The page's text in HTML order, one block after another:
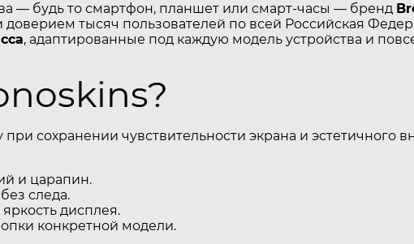
— будь то смартфон, планшет или смарт-часы — бренд
тысяч пользователей по всей Российская
, адаптированные под каждую модель устройства и
сохранении чувствительности экрана и эстетичного
и царапин.
следа.
дисплея.
конкретной модели.